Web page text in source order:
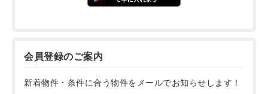
会員登録のご案内
新着物件・条件に合う物件をメールでお知らせします！